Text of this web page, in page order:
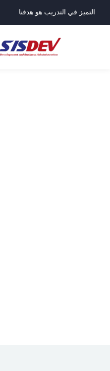
التميز في التدريب هو هدفنا